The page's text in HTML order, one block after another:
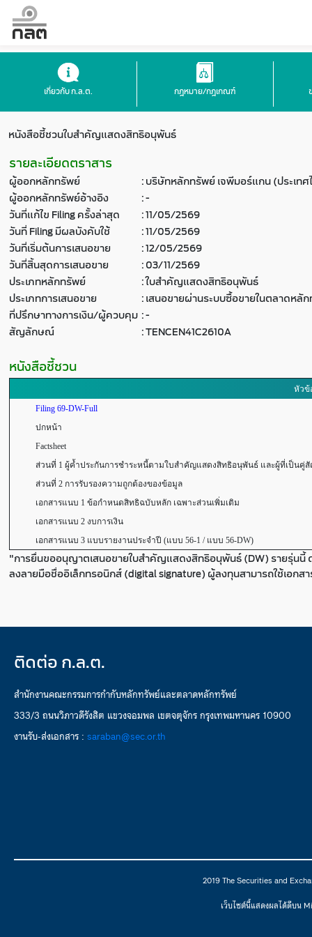
เกี่ยวกับ ก.ล.ต. กฎหมาย/กฎเกณฑ์
หนังสือชี้ชวนใบสำคัญแสดงสิทธิอนุพันธ์
รายละเอียดตราสาร
ผู้ออกหลักทรัพย์ :บริษัทหลักทรัพย์ เจพีมอร์แกน (ประเท
ผู้ออกหลักทรัพย์อ้างอิง
:-
วันที่แก้ไข Filing ครั้งล่าสุด
:11/05/2569
วันที่ Filing มีผลบังคับใช้
:11/05/2569
วันที่เริ่มต้นการเสนอขาย
:12/05/2569
วันที่สิ้นสุดการเสนอขาย
:03/11/2569
ประเภทหลักทรัพย์
:ใบสำคัญแสดงสิทธิอนุพันธ์
ประเภทการเสนอขาย
:เสนอขายผ่านระบบซื้อขายในตลาดหลั
ที่ปรึกษาทางการเงิน/ผู้ควบคุม :-
สัญลักษณ์
:TENCEN41C2610A
หนังสือชี้ชวน
หัวข้
Filing 69-DW-Full
ปกหน้า
Factsheet
ส่วนที่ 1 ผู้ค้ำประกันการชำระหนี้ตามใบสำคัญแสดงสิทธิอนุพันธ์ และผู้ที่เป็นคู่สั
ส่วนที่ 2 การรับรองความถูกต้องของข้อมูล
เอกสารแนบ 1 ข้อกำหนดสิทธิฉบับหลัก เฉพาะส่วนเพิ่มเติม
เอกสารแนบ 2 งบการเงิน
เอกสารแนบ 3 แบบรายงานประจำปี (แบบ 56-1 / แบบ 56-DW)
"การยื่นขออนุญาตเสนอขายใบสำคัญแสดงสิทธิอนุพันธ์ (DW) รายรุ่นนี้
ลงลายมือชื่ออิเล็กทรอนิกส์ (digital signature) ผู้ลงทุนสามารถใช้เอกส
ติดต่อ ก.ล.ต.
สำนักงานคณะกรรมการกำกับหลักทรัพย์และตลาดหลักทรัพย์
333/3 ถนนวิภาวดีรังสิต แขวงจอมพล เขตจตุจักร กรุงเทพมหานคร 10900
งานรับ-ส่งเอกสาร : saraban@sec.or.th
2019 The Securities and
เว็บไซต์นี้แสดงผลได้ดีบน